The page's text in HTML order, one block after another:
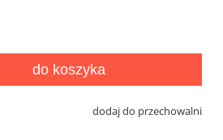
do koszyka
dodaj do przechowalni